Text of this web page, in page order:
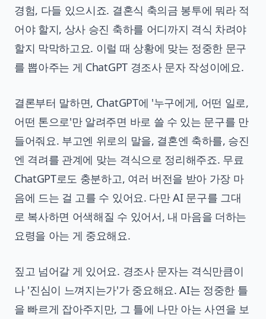
경험, 다들 있으시죠. 결혼식 축의금 봉투에 뭐라 적
어야 할지, 상사 승진 축하를 어디까지 격식 차려야
할지 막막하고요. 이럴 때 상황에 맞는 정중한 문구
를 뽑아주는 게 ChatGPT 경조사 문자 작성이에요.
결론부터 말하면, ChatGPT에 '누구에게, 어떤 일로,
어떤 톤으로'만 알려주면 바로 쓸 수 있는 문구를 만
들어줘요. 부고엔 위로의 말을, 결혼엔 축하를, 승진
엔 격려를 관계에 맞는 격식으로 정리해주죠. 무료
ChatGPT로도 충분하고, 여러 버전을 받아 가장 마
음에 드는 걸 고를 수 있어요. 다만 AI 문구를 그대
로 복사하면 어색해질 수 있어서, 내 마음을 더하는
요령을 아는 게 중요해요.
짚고 넘어갈 게 있어요. 경조사 문자는 격식만큼이
나 '진심이 느껴지는가'가 중요해요. AI는 정중한 틀
을 빠르게 잡아주지만, 그 틀에 나만 아는 사연을 보